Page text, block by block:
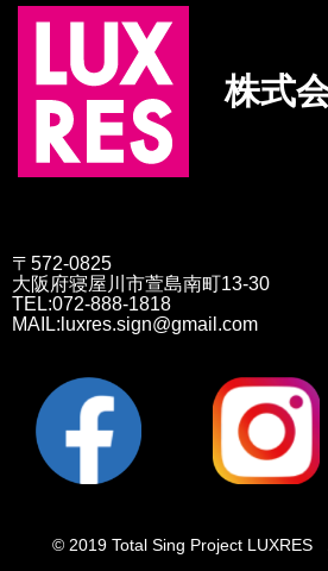
株式
〒572-0825
大阪府寝屋川市萱島南町13-30
TEL:072-888-1818
MAIL:luxres.sign@gmail.com
© 2019 Total Sing Project LUXRES